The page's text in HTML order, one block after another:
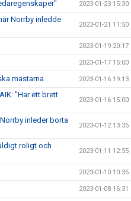
2023-01-23 15:30
Norrby inledde
2023-01-21 11:50
2023-01-19 20:17
2023-01-17 15:00
mästarna 2023-01-16 19:13
"Har ett brett
2023-01-16 15:00
inleder borta
2023-01-12 13:35
roligt och
2023-01-11 12:55
2023-01-10 10:35
2023-01-08 16:31